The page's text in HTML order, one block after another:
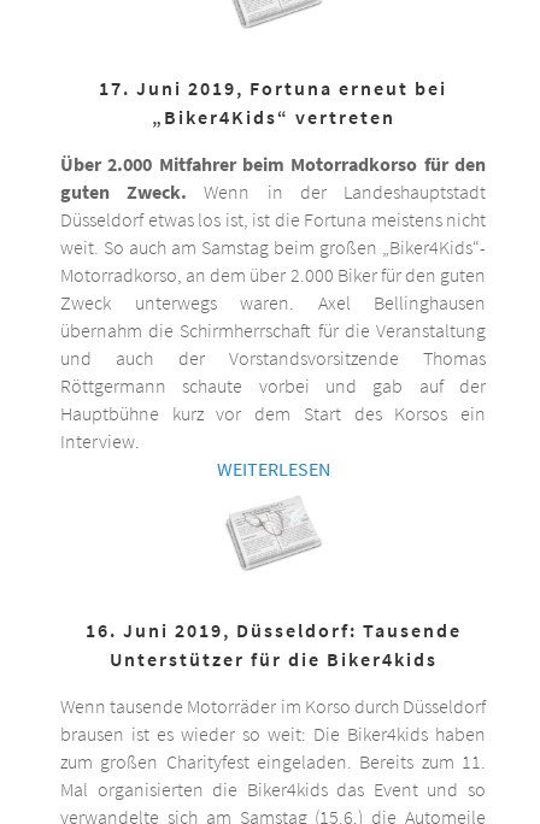
17. Juni 2019, Fortuna erneut bei
„Biker4Kids“ vertreten
Über 2.000 Mitfahrer beim Motorradkorso für den
guten Zweck. Wenn in der Landeshauptstadt
Düsseldorf etwas los ist, ist die Fortuna meistens nicht
weit. So auch am Samstag beim großen „Biker4Kids“-
Motorradkorso, an dem über 2.000 Biker für den guten
Zweck unterwegs waren. Axel Bellinghausen
übernahm die Schirmherrschaft für die Veranstaltung
und auch der Vorstandsvorsitzende Thomas
Röttgermann schaute vorbei und gab auf der
Hauptbühne kurz vor dem Start des Korsos ein
Interview.
WEITERLESEN
16. Juni 2019, Düsseldorf: Tausende
Unterstützer für die Biker4kids
Wenn tausende Motorräder im Korso durch Düsseldorf
brausen ist es wieder so weit: Die Biker4kids haben
zum großen Charityfest eingeladen. Bereits zum 11.
Mal organisierten die Biker4kids das Event und so
verwandelte sich am Samstag (15.6.) die Automeile